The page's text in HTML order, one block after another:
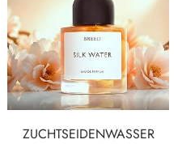
ZUCHTSEIDENWASSER